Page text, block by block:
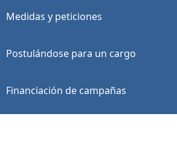
Medidas y peticiones
Postulándose para un cargo
Financiación de campañas